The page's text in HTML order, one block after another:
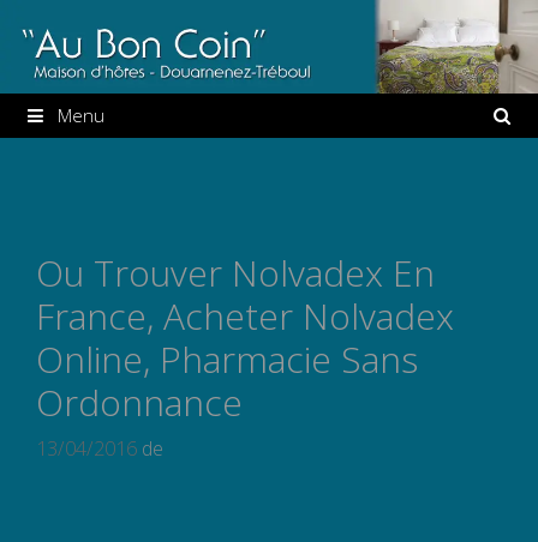
au
contenu
Menu
Ou Trouver Nolvadex En
France, Acheter Nolvadex
Online, Pharmacie Sans
Ordonnance
13/04/2016 de